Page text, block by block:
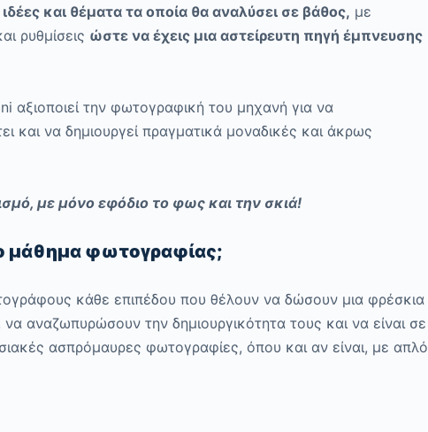
και θέματα τα οποία θα αναλύσει σε βάθος, με
ρυθμίσεις ώστε να έχεις μια αστείρευτη πηγή έμπνευσης
αξιοποιεί την φωτογραφική του μηχανή για να
και να δημιουργεί πραγματικά μοναδικές και άκρως
με μόνο εφόδιο το φως και την σκιά!
μάθημα φωτογραφίας;
κάθε επιπέδου που θέλουν να δώσουν μια φρέσκια
αναζωπυρώσουν την δημιουργικότητα τους και να είναι σε
ασπρόμαυρες φωτογραφίες, όπου και αν είναι, με απλό